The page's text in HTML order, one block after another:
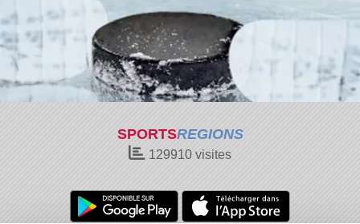
SPORTSREGIONS
129910 visites